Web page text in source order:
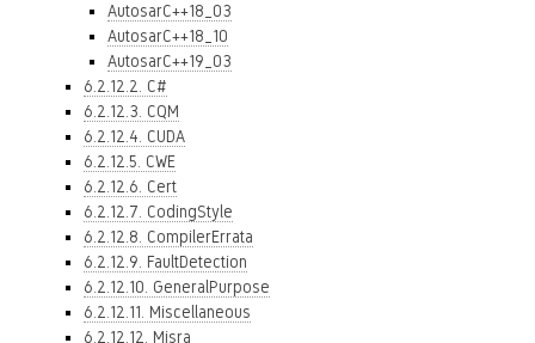
AutosarC++18_03
AutosarC++18_10
AutosarC++19_03
6.2.12.2. C#
6.2.12.3. CQM
6.2.12.4. CUDA
6.2.12.5. CWE
6.2.12.6. Cert
6.2.12.7. CodingStyle
6.2.12.8. CompilerErrata
6.2.12.9. FaultDetection
6.2.12.10. GeneralPurpose
6.2.12.11. Miscellaneous
6.2.12.12. Misra